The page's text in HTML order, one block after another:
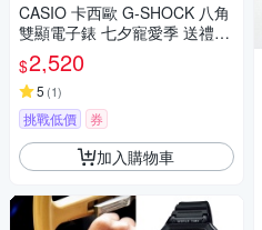
CASIO 卡西歐 G-SHOCK 八角
雙顯電子錶 七夕寵愛季 送禮推
薦 GA-2100-1A
$2,520
5 (1)
挑戰低價 券
加入購物車